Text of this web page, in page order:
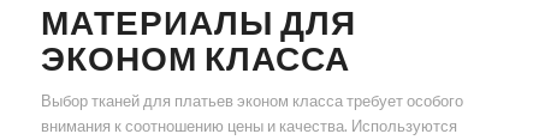
МАТЕРИАЛЫ ДЛЯ
ЭКОНОМ КЛАССА
Выбор тканей для платьев эконом класса требует особого
внимания к соотношению цены и качества. Используются